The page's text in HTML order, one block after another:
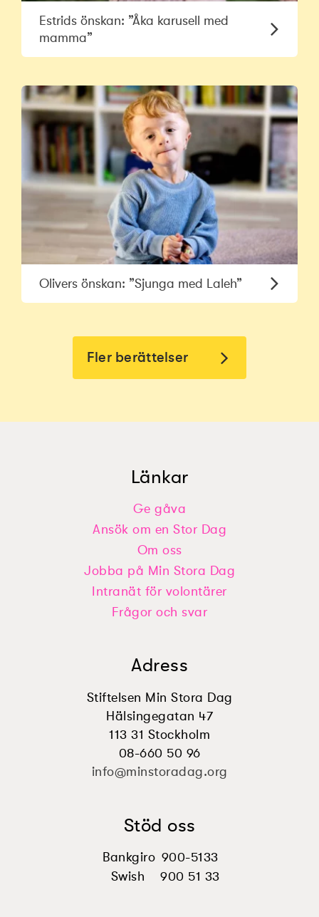
Estrids önskan: ”Åka karusell med
mamma”
Olivers önskan: ”Sjunga med Laleh”
Nellys önskan: ”Bygga ett jättestort
Ardawans önskan: ”Egen Tv som
Fler berättelser
Länkar
Ge gåva
Ansök om en Stor Dag
Om oss
Jobba på Min Stora Dag
Intranät för volontärer
Frågor och svar
Adress
Stiftelsen Min Stora Dag
Hälsingegatan 47
113 31 Stockholm
08-660 50 96
info@minstoradag.org
Stöd oss
Bankgiro 900-5133
Swish
900 51 33